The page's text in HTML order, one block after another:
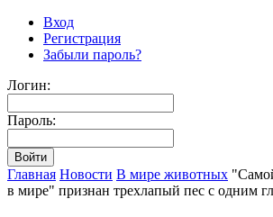
Вход
Регистрация
Забыли пароль?
Логин:
Пароль:
Главная Новости В мире животных
в мире" признан трехлапый пес с одним